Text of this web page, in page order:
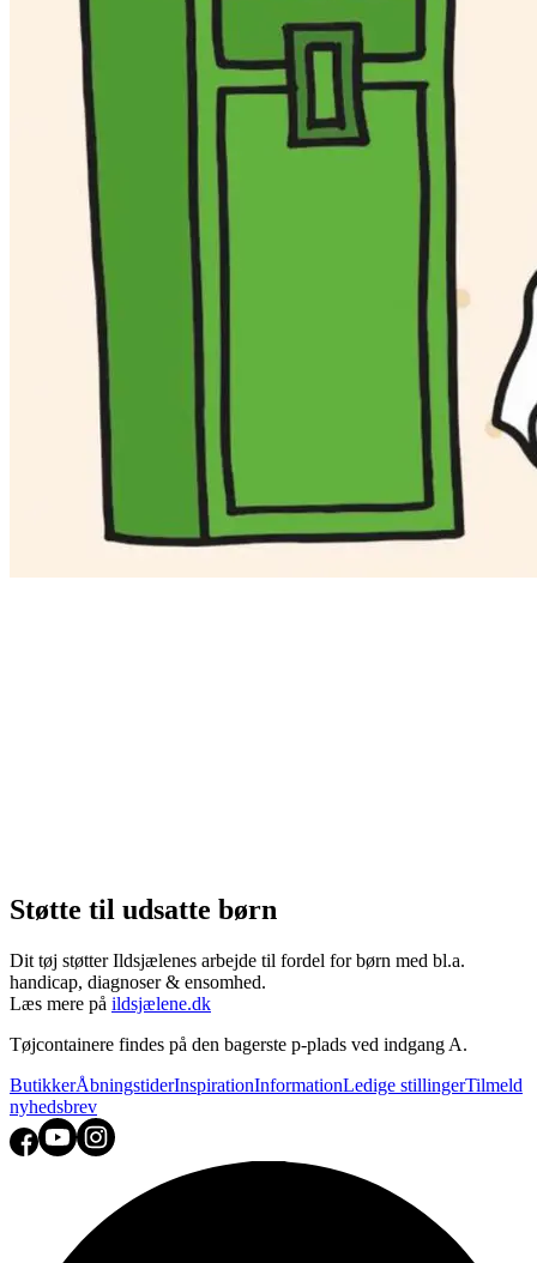
Støtte til udsatte børn
Dit tøj støtter Ildsjælenes arbejde til fordel for børn med bl.a.
handicap, diagnoser & ensomhed.
Læs mere på ildsjælene.dk
Tøjcontainere findes på den bagerste p-plads ved indgang A.
ButikkerÅbningstiderInspirationInformationLedige stillingerTilmeld
nyhedsbrev